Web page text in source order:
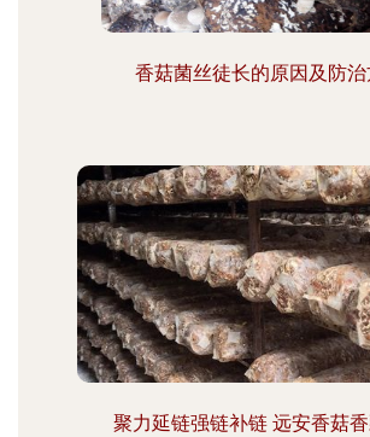
香菇菌丝徒长的原因及防
聚力延链强链补链 远安香菇